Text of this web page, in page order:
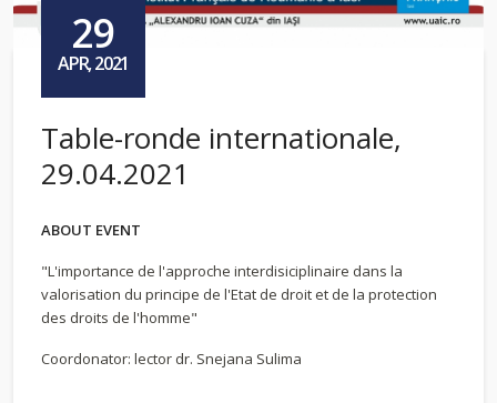
29
APR, 2021
Table-ronde internationale,
29.04.2021
ABOUT EVENT
"L'importance de l'approche interdisiciplinaire dans la
valorisation du principe de l'Etat de droit et de la protection
des droits de l'homme"
Coordonator: lector dr. Snejana Sulima